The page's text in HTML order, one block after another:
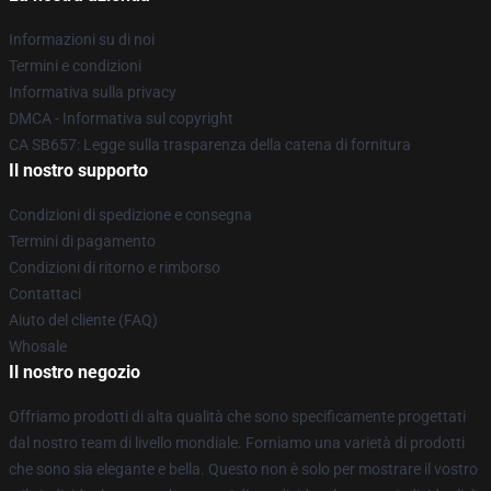
Informazioni su di noi
Termini e condizioni
Informativa sulla privacy
DMCA - Informativa sul copyright
CA SB657: Legge sulla trasparenza della catena di fornitura
Il nostro supporto
Condizioni di spedizione e consegna
Termini di pagamento
Condizioni di ritorno e rimborso
Contattaci
Aiuto del cliente (FAQ)
Whosale
Il nostro negozio
Offriamo prodotti di alta qualità che sono specificamente progettati
dal nostro team di livello mondiale. Forniamo una varietà di prodotti
che sono sia elegante e bella. Questo non è solo per mostrare il vostro